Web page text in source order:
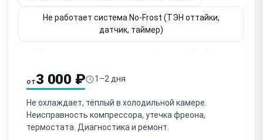
Не работает система No-Frost (ТЭН оттайки,
датчик, таймер)
Течёт вода / лужа под ящиком (засор дренажа —
очень частая)
Не работает вентилятор обдува (No-Frost — нет
циркуляции)
от3 000 ₽ 1–2 дня
Не охлаждает, тёплый в холодильной камере.
Неисправность компрессора, утечка фреона,
термостата. Диагностика и ремонт.